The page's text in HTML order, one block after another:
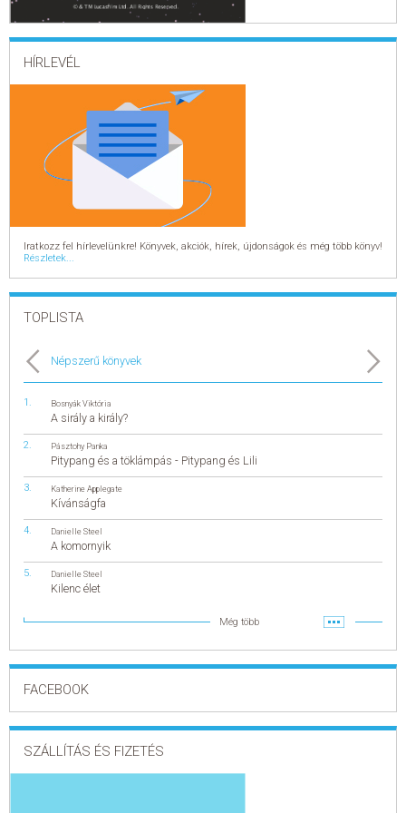
HÍRLEVÉL
Iratkozz fel hírlevelünkre! Könyvek, akciók, hírek, újdonságok és még több könyv!
Részletek...
TOPLISTA
Népszerű könyvek
Bosnyák Viktória
A sirály a király?
Pásztohy Panka
Pitypang és a töklámpás - Pitypang és Lili
Katherine Applegate
Kívánságfa
Danielle Steel
A komornyik
Danielle Steel
Kilenc élet
Még több
FACEBOOK
SZÁLLÍTÁS ÉS FIZETÉS
ELADÁSI SIKERLISTA
ÁLTALÁNOS SZERZŐDÉSI FELTÉTELEK
ADATKEZELÉSI ÉS ADATVÉDELMI SZABÁLYZAT